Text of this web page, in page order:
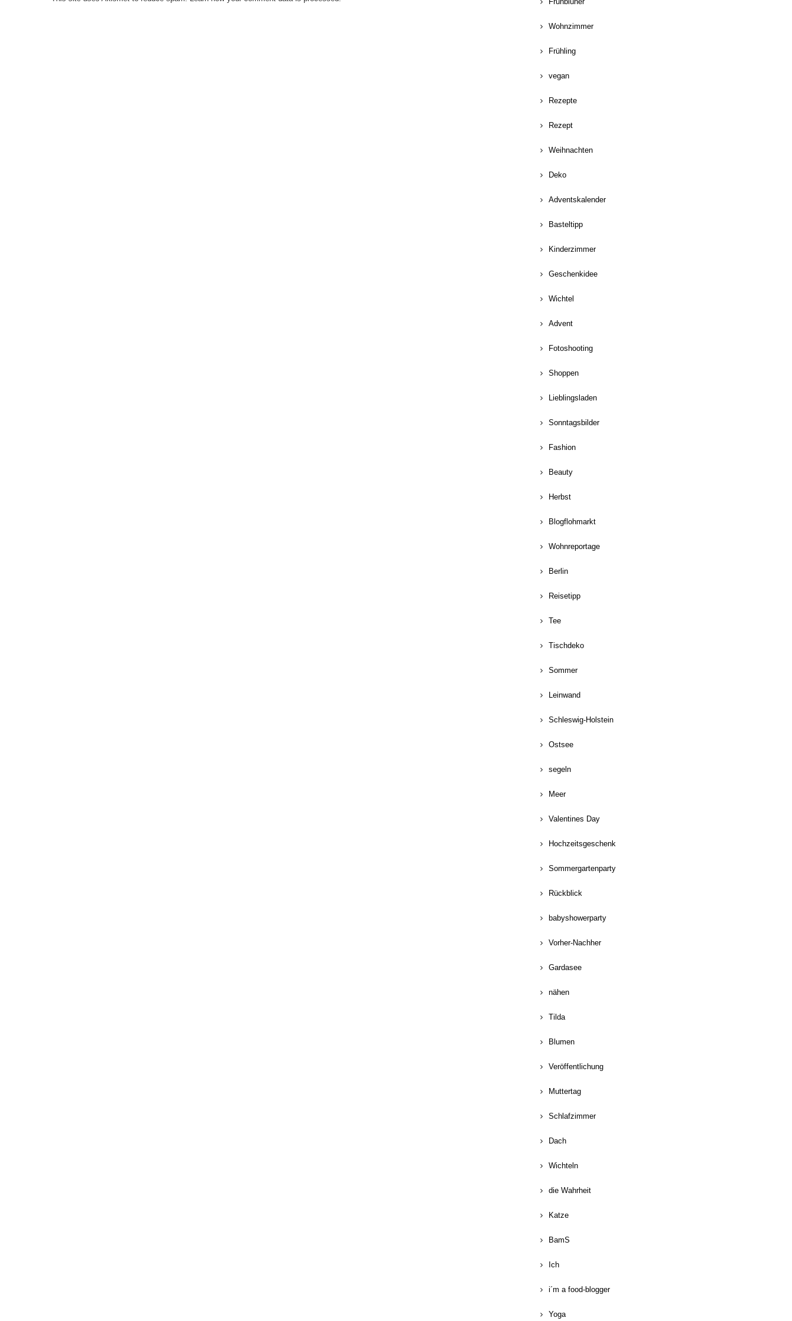
Wohnzimmer
Frühling
vegan
Rezepte
Rezept
Weihnachten
Deko
Adventskalender
Basteltipp
Kinderzimmer
Geschenkidee
Wichtel
Advent
Fotoshooting
Shoppen
Lieblingsladen
Sonntagsbilder
Fashion
Beauty
Herbst
Blogflohmarkt
Wohnreportage
Berlin
Reisetipp
Tee
Tischdeko
Sommer
Leinwand
Schleswig-Holstein
Ostsee
segeln
Meer
Valentines Day
Hochzeitsgeschenk
Sommergartenparty
Rückblick
babyshowerparty
Vorher-Nachher
Gardasee
nähen
Tilda
Blumen
Veröffentlichung
Muttertag
Schlafzimmer
Dach
Wichteln
die Wahrheit
Katze
BamS
Ich
i´m a food-blogger
Yoga